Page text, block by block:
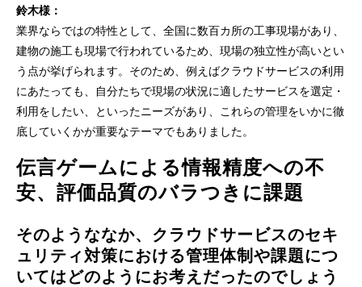
鈴木様：
業界ならではの特性として、全国に数百カ所の工事現場があり、
建物の施工も現場で行われているため、現場の独立性が高いとい
う点が挙げられます。そのため、例えばクラウドサービスの利用
にあたっても、自分たちで現場の状況に適したサービスを選定・
利用をしたい、といったニーズがあり、これらの管理をいかに徹
底していくかが重要なテーマでもありました。
伝言ゲームによる情報精度への不
安、評価品質のバラつきに課題
そのようななか、クラウドサービスのセキ
ュリティ対策における管理体制や課題につ
いてはどのようにお考えだったのでしょう